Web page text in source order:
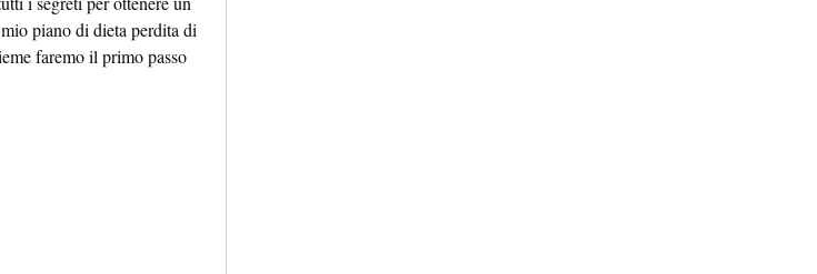
piano di dieta perdita di
faremo il primo passo